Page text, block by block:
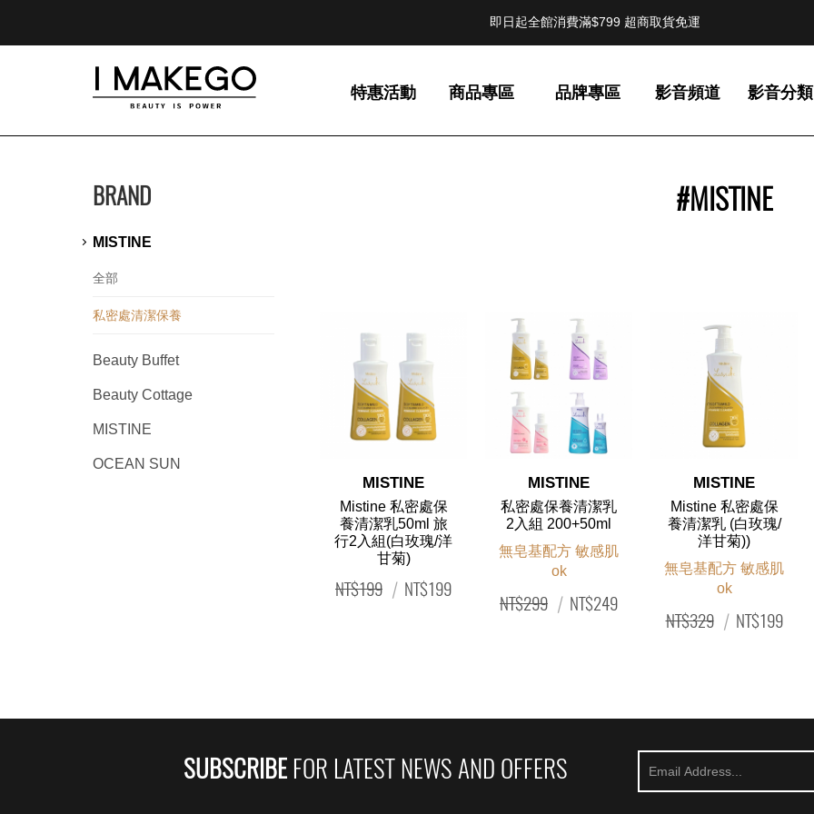
即日起全館消費滿$799 超商取貨免運
特惠活動 商品專區 品牌專區 影音頻道 影音分類
BRAND
MISTINE
全部
私密處清潔保養
Beauty Buffet
Beauty Cottage
MISTINE
OCEAN SUN
#MISTINE
Quick view
MISTINE
Mistine 私密處保
養清潔乳50ml 旅
行2入組(白玫瑰/洋
甘菊)
NT$199 | NT$199
Quick view
MISTINE
私密處保養清潔乳
2入組 200+50ml
無皂基配方 敏感肌
ok
NT$299 | NT$249
Quick view
MISTINE
Mistine 私密處保
養清潔乳 (白玫瑰/
洋甘菊))
無皂基配方 敏感肌
ok
NT$329 | NT$199
SUBSCRIBE FOR LATEST NEWS AND OFFERS